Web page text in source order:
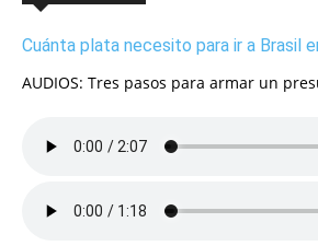
Cuánta plata necesito para ir a Brasil
AUDIOS: Tres pasos para armar un